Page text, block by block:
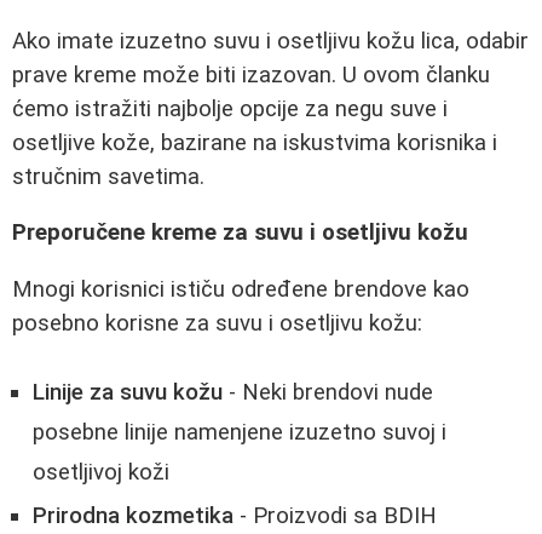
Ako imate izuzetno suvu i osetljivu kožu lica, odabir
prave kreme može biti izazovan. U ovom članku
ćemo istražiti najbolje opcije za negu suve i
osetljive kože, bazirane na iskustvima korisnika i
stručnim savetima.
Preporučene kreme za suvu i osetljivu kožu
Mnogi korisnici ističu određene brendove kao
posebno korisne za suvu i osetljivu kožu:
Linije za suvu kožu - Neki brendovi nude
posebne linije namenjene izuzetno suvoj i
osetljivoj koži
Prirodna kozmetika - Proizvodi sa BDIH